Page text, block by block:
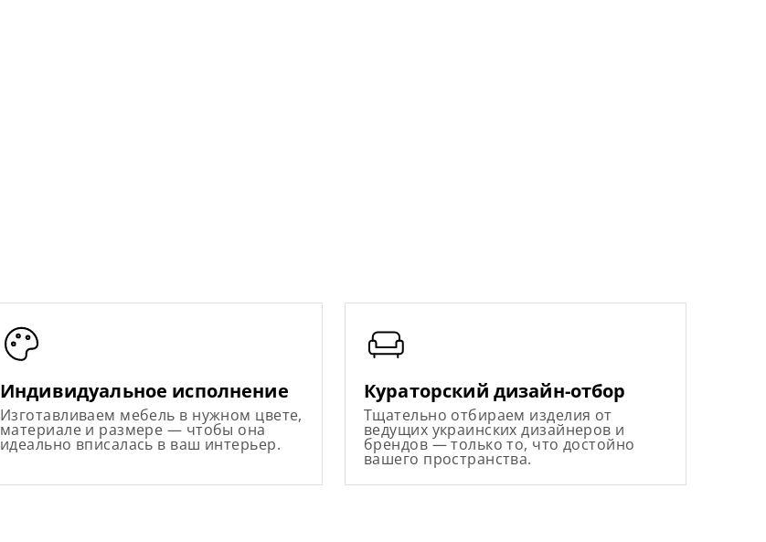
Индивидуальное исполнение
Изготавливаем мебель в нужном цвете,
материале и размере — чтобы она
идеально вписалась в ваш интерьер.
Кураторский дизайн-отбор
Тщательно отбираем изделия от
ведущих украинских дизайнеров и
брендов — только то, что достойно
вашего пространства.